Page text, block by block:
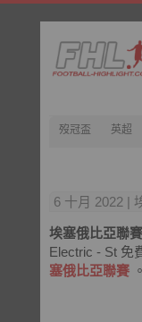
歿冠盃 英超
6 十月 2022 |
埃塞俄比亞聯賽
Electric - St 免
塞俄比亞聯賽